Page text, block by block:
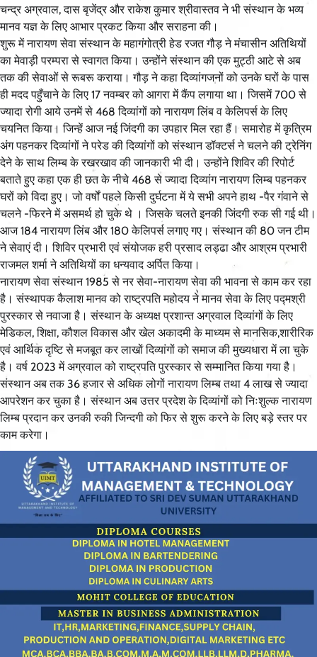
चन्द्र अग्रवाल, दास बृजेंद्र और राकेश कुमार श्रीवास्तव ने भी संस्थान के भव्य
मानव यज्ञ के लिए आभार प्रकट किया और सराहना की।
शुरू में नारायण सेवा संस्थान के महागंगोत्री हेड रजत गौड़ ने मंचासीन अतिथियों
का मेवाड़ी परम्परा से स्वागत किया। उन्होंने संस्थान की एक मुट्ठी आटे से अब
तक की सेवाओं से रूबरू कराया। गौड़ ने कहा दिव्यांगजनों को उनके घरों के पास
ही मदद पहुँचाने के लिए 17 नवम्बर को आगरा में कैंप लगाया था। जिसमें 700 से
ज्यादा रोगी आये उनमें से 468 दिव्यांगों को नारायण लिंब व केलिपर्स के लिए
चयनित किया। जिन्हें आज नई जिंदगी का उपहार मिल रहा हैं। समारोह में कृत्रिम
अंग पहनकर दिव्यांगों ने परेड की दिव्यांगों को संस्थान डॉक्टर्स ने चलने की ट्रेनिंग
देने के साथ लिम्ब के रखरखाव की जानकारी भी दी। उन्होंने शिविर की रिपोर्ट
बताते हुए कहा एक ही छत के नीचे 468 से ज्यादा दिव्यांग नारायण लिम्ब पहनकर
घरों को विदा हुए। जो वर्षों पहले किसी दुर्घटना में ये सभी अपने हाथ -पैर गंवाने से
चलने -फिरने में असमर्थ हो चुके थे । जिसके चलते इनकी जिंदगी रुक सी गई थी।
आज 184 नारायण लिंब और 180 केलिपर्स लगाए गए। संस्थान की 80 जन टीम
ने सेवाएं दी। शिविर प्रभारी एवं संयोजक हरी प्रसाद लड्ढा और आश्रम प्रभारी
राजमल शर्मा ने अतिथियों का धन्यवाद अर्पित किया।
नारायण सेवा संस्थान 1985 से नर सेवा-नारायण सेवा की भावना से काम कर रहा
है। संस्थापक कैलाश मानव को राष्ट्रपति महोदय ने मानव सेवा के लिए पद्मश्री
पुरस्कार से नवाजा है। संस्थान के अध्यक्ष प्रशान्त अग्रवाल दिव्यांगों के लिए
मेडिकल, शिक्षा, कौशल विकास और खेल अकादमी के माध्यम से मानसिक,शारीरिक
एवं आर्थिक दृष्टि से मजबूत कर लाखों दिव्यांगों को समाज की मुख्यधारा में ला चुके
है। वर्ष 2023 में अग्रवाल को राष्ट्रपति पुरस्कार से सम्मानित किया गया है।
संस्थान अब तक 36 हजार से अधिक लोगों नारायण लिम्ब तथा 4 लाख से ज्यादा
आपरेशन कर चुका है। संस्थान अब उत्तर प्रदेश के दिव्यांगों को निःशुल्क नारायण
लिम्ब प्रदान कर उनकी रुकी जिन्दगी को फिर से शुरू करने के लिए बड़े स्तर पर
काम करेगा।